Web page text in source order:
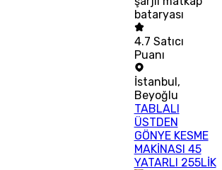
bataryası
4.7 Satıcı
Puanı
İstanbul,
Beyoğlu
TABLALI
ÜSTDEN
GÖNYE KESME
MAKİNASI 45
YATARLI 255LİK